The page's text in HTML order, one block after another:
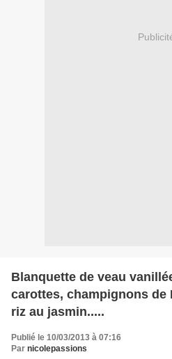
Blanquette de veau
carottes, champignons de
riz au jasmin.....
Publié le 10/03/2013 à 07:16
Par nicolepassions